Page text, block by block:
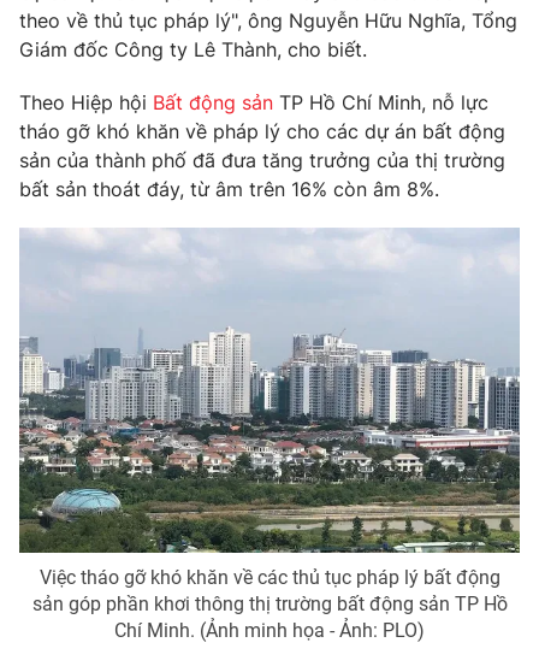
Sản phẩm
Tư vấn
Giao lưu trực tuyến
Chuyên mục khác
Video Shorts video
VTV Money VTV Thể thao
VTV Sức khoẻ Bất động sản
Thị trường 24h Tấm lòng Việt
Vươn mình bằng AI
theo về thủ tục pháp lý", ông Nguyễn Hữu Nghĩa, Tổng
Giám đốc Công ty Lê Thành, cho biết.
Theo Hiệp hội Bất động sản TP Hồ Chí Minh, nỗ lực
tháo gỡ khó khăn về pháp lý cho các dự án bất động
sản của thành phố đã đưa tăng trưởng của thị trường
bất sản thoát đáy, từ âm trên 16% còn âm 8%.
Việc tháo gỡ khó khăn về các thủ tục pháp lý bất động
sản góp phần khơi thông thị trường bất động sản TP Hồ
Chí Minh. (Ảnh minh họa - Ảnh: PLO)